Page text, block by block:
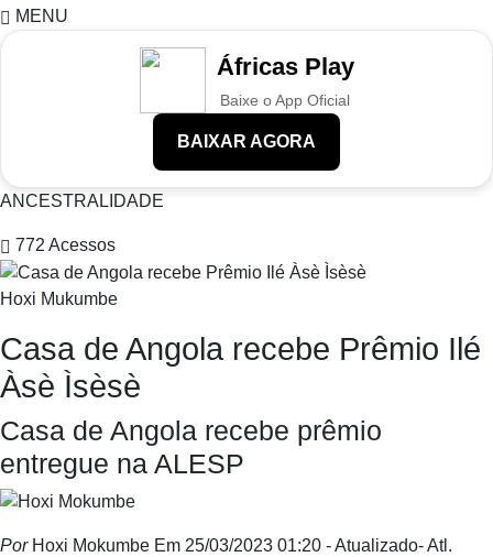
MENU
Áfricas Play
Baixe o App Oficial
BAIXAR AGORA
ANCESTRALIDADE
772 Acessos
Hoxi Mukumbe
Casa de Angola recebe Prêmio Ilé
Àsè Ìsèsè
Casa de Angola recebe prêmio
entregue na ALESP
PorHoxi Mokumbe Em 25/03/2023 01:20 - Atualizado- Atl.